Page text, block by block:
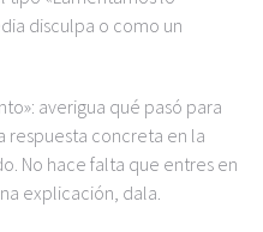
disculpa o como un
averigua qué pasó para
respuesta concreta en la
No hace falta que entres en
explicación, dala.